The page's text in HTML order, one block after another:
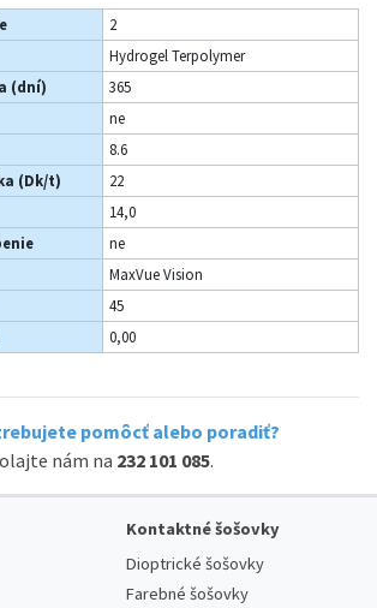
2
Hydrogel Terpolymer
(dní)
365
ne
8.6
(Dk/t)
22
14,0
ne
MaxVue Vision
45
0,00
pomôcť alebo poradiť?
nám na 232 101 085.
Kontaktné šošovky
Dioptrické šošovky
Farebné šošovky